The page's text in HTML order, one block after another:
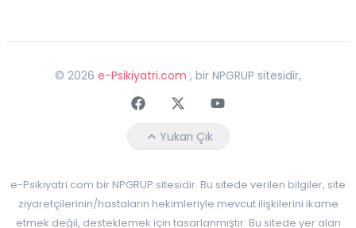
© 2026 e-Psikiyatri.com , bir NPGRUP sitesidir,
FaceebokTwitterYoutube
Yukarı Çık
e-Psikiyatri.com bir NPGRUP sitesidir. Bu sitede verilen bilgiler, site
ziyaretçilerinin/hastaların hekimleriyle mevcut ilişkilerini ikame
etmek değil, desteklemek için tasarlanmıştır. Bu sitede yer alan